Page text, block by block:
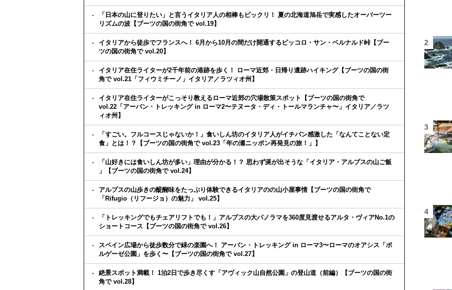
「日本の山に登りたい」と言うイタリア人の相棒もビックリ！ 夏の北海道旭岳で実感したオーバーツー
リズムの波【ブーツの国の街角で vol.19】
イタリアから徒歩でフランスへ！ 6月から10月の間だけ開通するピッコロ・サン・ベルナルド峠【ブー
ツの国の街角で vol.20】
イタリア在住ライターが2千年前の港跡を歩く！ ローマ近郊・日帰り遺跡ハイキング【ブーツの国の街
角で vol.21「フィウミチーノ」イタリア／ラツィオ州】
イタリア在住ライターがこっそり教えるローマ近郊の穴場散策スポット【ブーツの国の街角で
vol.22「アーバン・トレッキング in ローマ2〜テヌータ・ディ・トールマランチャ〜」イタリア／ラツ
ィオ州】
「すごい。フルコースじゃないか！」食いしん坊のイタリア人がイチバン感激した「なんてことない定
食」とは！？【ブーツの国の街角で vol.23「年の瀬ニッポン再発見の旅！」】
「山好きには食いしん坊が多い」理由が分かる！？ 思わず涎が出そうな「イタリア・アルプスの山ご飯
」【ブーツの国の街角で vol.24】
アルプスの山歩きの醍醐味をたっぷり体験できるイタリアのの山小屋事情【ブーツの国の街角で
「Rifugio（リフージョ）の魅力」 vol.25】
「トレッキングでもチェアリフトでも！」アルプスの大パノラマを360度見渡せるアルタ・ヴィアNo.1の
ショートコース【ブーツの国の街角で vol.26】
スペイン広場から徒歩数分で緑の楽園へ！ アーバン・トレッキング in ローマ3〜ローマのオアシス「ボ
ルゲーゼ公園」を歩く〜【ブーツの国の街角で vol.27】
絶景スポット満載！ 1泊2日で歩き尽くす「アヴィック山自然公園」の登山道（前編）【ブーツの国の街
角で vol.28】